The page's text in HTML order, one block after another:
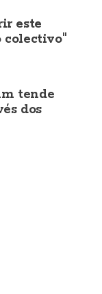
este
colectivo"
tende
dos